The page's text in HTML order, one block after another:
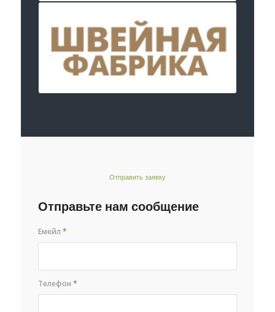
Отправить заявку
Отправьте нам сообщение
Емейл*
Телефон*